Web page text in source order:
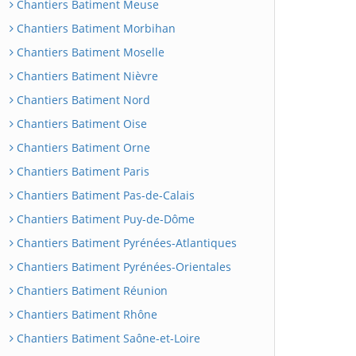
Chantiers Batiment Meuse
Chantiers Batiment Morbihan
Chantiers Batiment Moselle
Chantiers Batiment Nièvre
Chantiers Batiment Nord
Chantiers Batiment Oise
Chantiers Batiment Orne
Chantiers Batiment Paris
Chantiers Batiment Pas-de-Calais
Chantiers Batiment Puy-de-Dôme
Chantiers Batiment Pyrénées-Atlantiques
Chantiers Batiment Pyrénées-Orientales
Chantiers Batiment Réunion
Chantiers Batiment Rhône
Chantiers Batiment Saône-et-Loire